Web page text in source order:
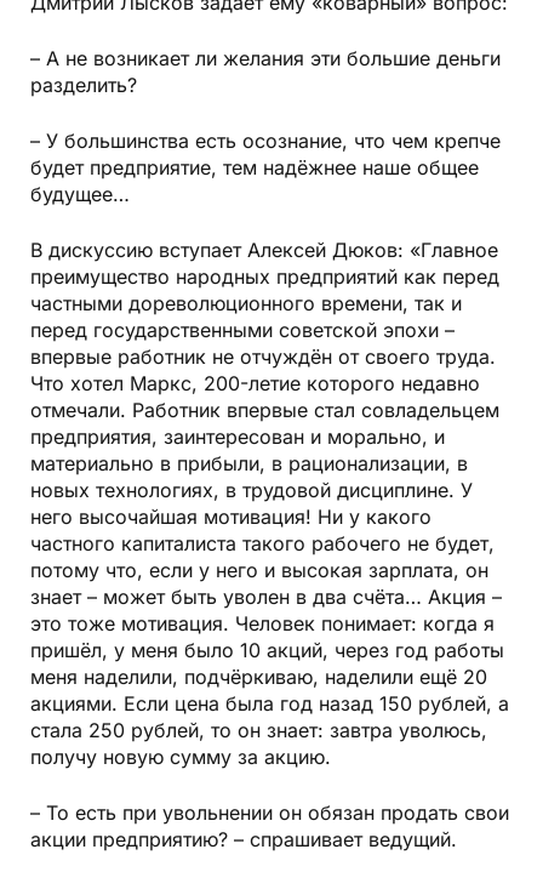
– А не возникает ли желания эти большие деньги
разделить?
– У большинства есть осознание, что чем крепче
будет предприятие, тем надёжнее наше общее
будущее…
В дискуссию вступает Алексей Дюков: «Главное
преимущество народных предприятий как перед
частными дореволюционного времени, так и
перед государственными советской эпохи –
впервые работник не отчуждён от своего труда.
Что хотел Маркс, 200-летие которого недавно
отмечали. Работник впервые стал совладельцем
предприятия, заинтересован и морально, и
материально в прибыли, в рационализации, в
новых технологиях, в трудовой дисциплине. У
него высочайшая мотивация! Ни у какого
частного капиталиста такого рабочего не будет,
потому что, если у него и высокая зарплата, он
знает – может быть уволен в два счёта… Акция –
это тоже мотивация. Человек понимает: когда я
пришёл, у меня было 10 акций, через год работы
меня наделили, подчёркиваю, наделили ещё 20
акциями. Если цена была год назад 150 рублей, а
стала 250 рублей, то он знает: завтра уволюсь,
получу новую сумму за акцию.
– То есть при увольнении он обязан продать свои
акции предприятию? – спрашивает ведущий.